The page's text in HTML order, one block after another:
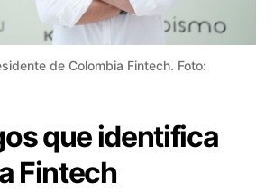
de Colombia Fintech. Foto:
que identifica
Fintech